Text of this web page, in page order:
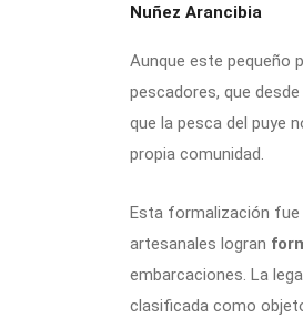
Nuñez Arancibia
Aunque este pequeño
pescadores, que
que la pesca del puye
propia comunidad.
Esta formalización fue
artesanales logran
embarcaciones. La
clasificada como